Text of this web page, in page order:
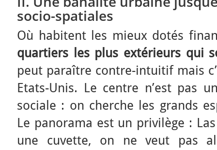
socio-spatiales
Où habitent les mieux dotés
quartiers les plus extérieurs qui
peut paraître contre-intuitif mais
Etats-Unis. Le centre n’est pas
sociale : on cherche les grands
Le panorama est un privilège :
une cuvette, on ne veut pas